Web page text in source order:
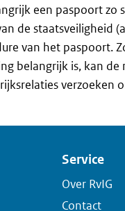
een paspoort
de
van het paspoort.
belangrijk is, kan
Service
Over RvIG
Contact